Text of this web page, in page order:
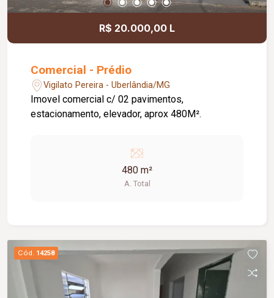
R$ 20.000,00 L
Comercial - Prédio
Vigilato Pereira - Uberlândia/MG
Imovel comercial c/ 02 pavimentos,
estacionamento, elevador, aprox 480M².
480 m²
A. Total
Cód. 14258